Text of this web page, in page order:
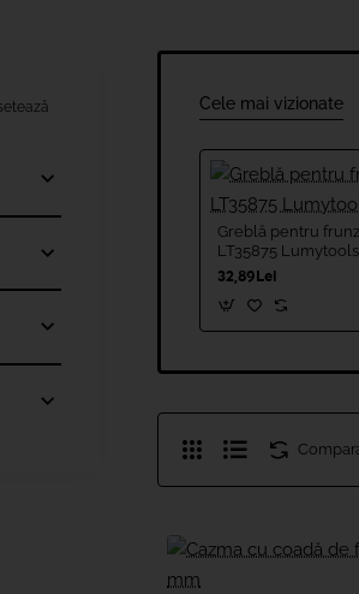
Cele mai vizionate
Greblă pentru
LT35875 Lumytools
32,89Lei